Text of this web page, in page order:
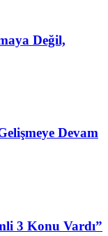
Değil,
Devam
3 Konu Vardı”